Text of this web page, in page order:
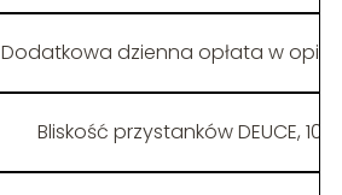
Dodatkowa dzienna opłata w
Bliskość przystanków DEUCE, 108,